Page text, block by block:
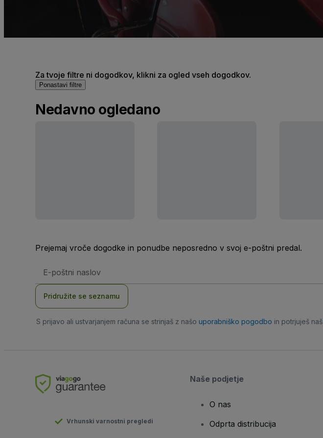
Za tvoje filtre ni dogodkov, klikni za ogled vseh dogodkov.
Ponastavi filtre
Nedavno ogledano
Prejemaj vroče dogodke in ponudbe neposredno v svoj e-poštni predal.
naslov
Pridružite se seznamu
S prijavo ali ustvarjanjem računa se strinjaš z našo uporabniško pogodbo in potrjuješ naš
Vrhunski varnostni pregledi
Naše podjetje
O nas
Odprta distribucija